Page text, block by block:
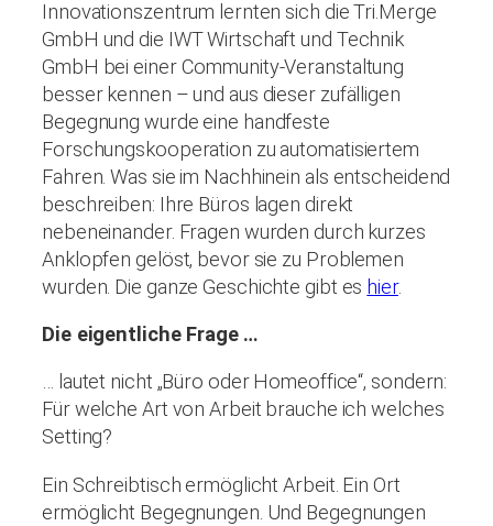
Innovationszentrum lernten sich die Tri.Merge
GmbH und die IWT Wirtschaft und Technik
GmbH bei einer Community-Veranstaltung
besser kennen – und aus dieser zufälligen
Begegnung wurde eine handfeste
Forschungskooperation zu automatisiertem
Fahren. Was sie im Nachhinein als entscheidend
beschreiben: Ihre Büros lagen direkt
nebeneinander. Fragen wurden durch kurzes
Anklopfen gelöst, bevor sie zu Problemen
wurden. Die ganze Geschichte gibt es hier.
Die eigentliche Frage …
… lautet nicht „Büro oder Homeoffice“, sondern:
Für welche Art von Arbeit brauche ich welches
Setting?
Ein Schreibtisch ermöglicht Arbeit. Ein Ort
ermöglicht Begegnungen. Und Begegnungen